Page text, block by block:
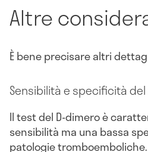
Altre
È bene precisare altri
Sensibilità e specificità
Il test del D-dimero è
sensibilità ma una bassa
patologie